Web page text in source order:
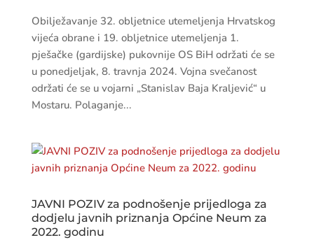
Obilježavanje 32. obljetnice utemeljenja Hrvatskog
vijeća obrane i 19. obljetnice utemeljenja 1.
pješačke (gardijske) pukovnije OS BiH održati će se
u ponedjeljak, 8. travnja 2024. Vojna svečanost
održati će se u vojarni „Stanislav Baja Kraljević“ u
Mostaru. Polaganje...
JAVNI POZIV za podnošenje prijedloga za
dodjelu javnih priznanja Općine Neum za
2022. godinu